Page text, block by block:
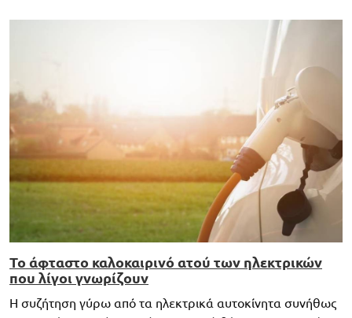
Το άφταστο καλοκαιρινό ατού των ηλεκτρικών
που λίγοι γνωρίζουν
Η συζήτηση γύρω από τα ηλεκτρικά αυτοκίνητα συνήθως